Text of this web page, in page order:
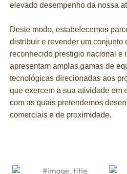
elevado desempenho da nossa
Deste modo, estabelecemos
distribuir e revender um conjunto
reconhecido prestigio nacional e
apresentam amplas gamas de
tecnológicas direcionadas aos
que exercem a sua atividade em
com as quais pretendemos
comerciais e de proximidade.